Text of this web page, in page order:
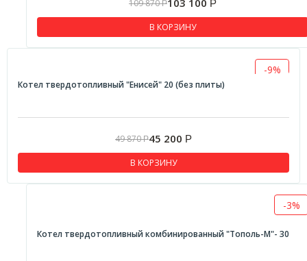
109 870Р103 100 Р
В КОРЗИНУ
-9%
Котел твердотопливный "Енисей" 20 (без плиты)
49 870Р45 200 Р
В КОРЗИНУ
-3%
Котел твердотопливный комбинированный "Тополь-М"- 30